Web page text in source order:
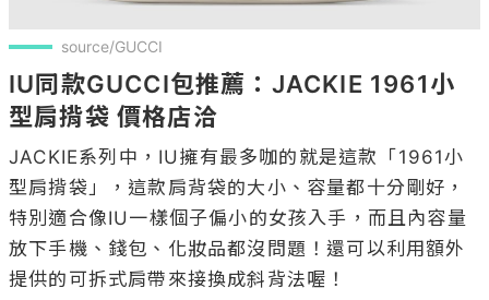
JACKIE系列中，IU擁有最多咖的就是這款「1961小
型肩揹袋」，這款肩背袋的大小、容量都十分剛好，
特別適合像IU一樣個子偏小的女孩入手，而且內容量
放下手機、錢包、化妝品都沒問題！還可以利用額外
提供的可拆式肩帶來接換成斜背法喔！